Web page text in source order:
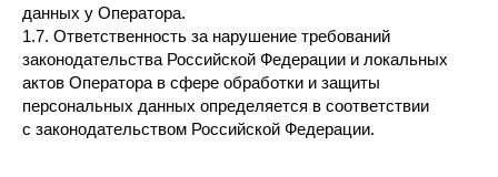
данных у Оператора.
1.7. Ответственность за нарушение требований
законодательства Российской Федерации и локальных
актов Оператора в сфере обработки и защиты
персональных данных определяется в соответствии
с законодательством Российской Федерации.